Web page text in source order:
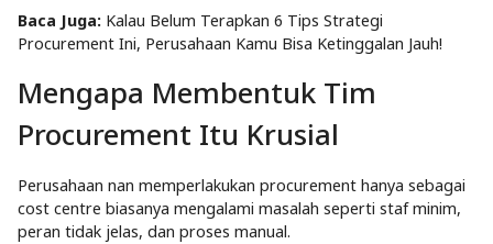
Baca Juga: Kalau Belum Terapkan 6 Tips Strategi
Procurement Ini, Perusahaan Kamu Bisa Ketinggalan Jauh!
Mengapa Membentuk Tim
Procurement Itu Krusial
Perusahaan nan memperlakukan procurement hanya sebagai
cost centre biasanya mengalami masalah seperti staf minim,
peran tidak jelas, dan proses manual.